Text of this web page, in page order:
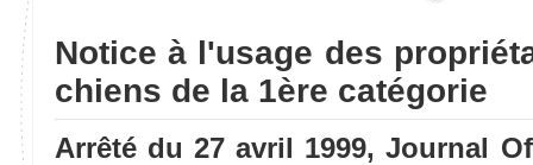
Notice à l'usage des
chiens de la 1ère catégorie
Arrêté du 27 avril 1999, Journal